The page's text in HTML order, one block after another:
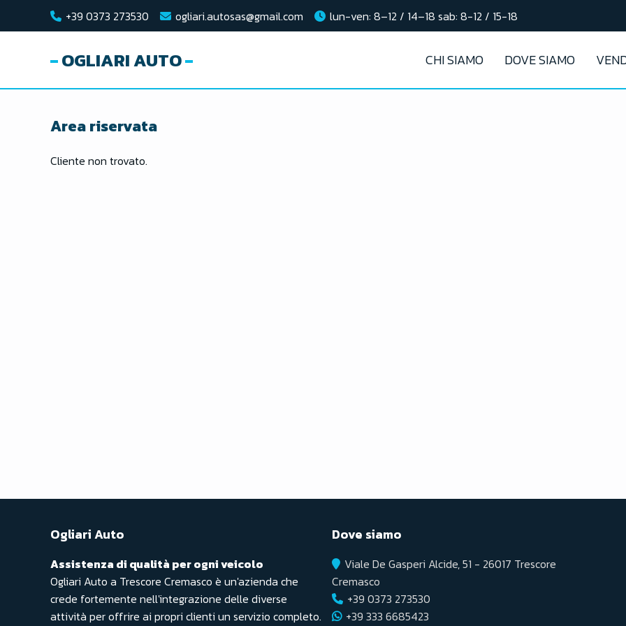
+39 0373 273530 ogliari.autosas@gmail.com lun-ven: 8–12 / 14–18 sab: 8-12 / 15-18
OGLIARI AUTO CHI SIAMO DOVE SIAMO
Area riservata
Cliente non trovato.
Ogliari Auto
Assistenza di qualità per ogni veicolo
Ogliari Auto a Trescore Cremasco è un'azienda che
crede fortemente nell'integrazione delle diverse
attività per offrire ai propri clienti un servizio completo.
Dove siamo
Viale De Gasperi Alcide, 51 - 26017 Trescore
Cremasco
+39 0373 273530
+39 333 6685423